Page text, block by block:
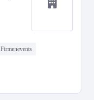
Firmenevents